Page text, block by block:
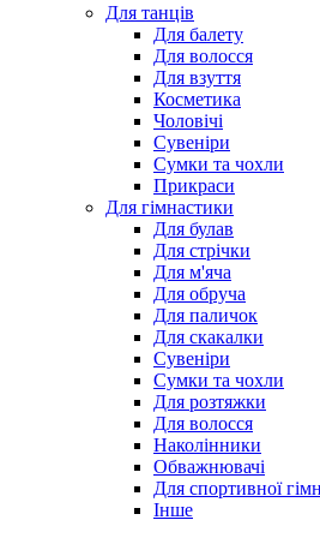
Для танців
Для балету
Для волосся
Для взуття
Косметика
Чоловічі
Сувеніри
Сумки та чохли
Прикраси
Для гімнастики
Для булав
Для стрічки
Для м'яча
Для обруча
Для паличок
Для скакалки
Сувеніри
Сумки та чохли
Для розтяжки
Для волосся
Наколінники
Обважнювачі
Для спортивної
Інше